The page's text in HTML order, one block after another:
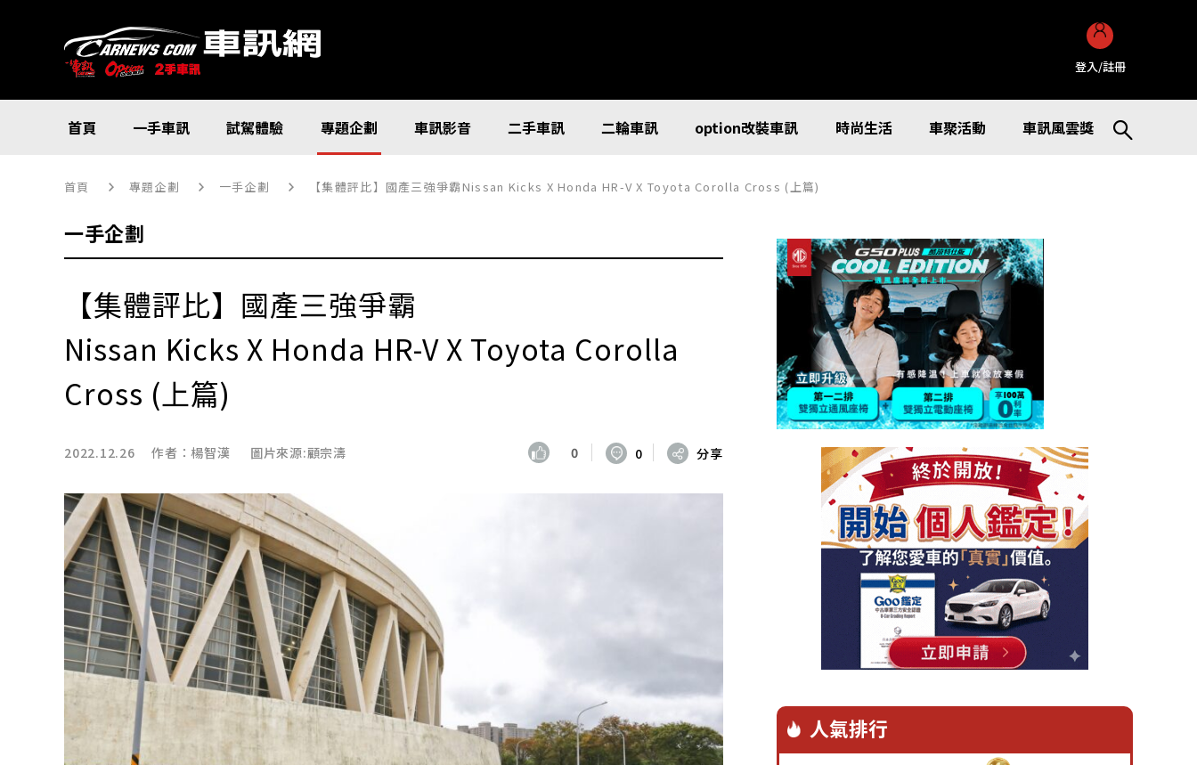
登入/註冊
首頁 一手車訊 試駕體驗 專題企劃 車訊影音 二手車訊 二輪車訊 option改裝車訊 時尚生活 車聚活動 車訊風雲獎
首頁 專題企劃 一手企劃 【集體評比】國產三強爭霸Nissan Kicks X Honda HR-V X Toyota Corolla Cross (上篇)
一手企劃
【集體評比】國產三強爭霸
Nissan Kicks X Honda HR-V X Toyota Corolla
Cross (上篇)
2022.12.26 作者：楊智漢 圖片來源:顧宗濤 0 0 分享
人氣排行